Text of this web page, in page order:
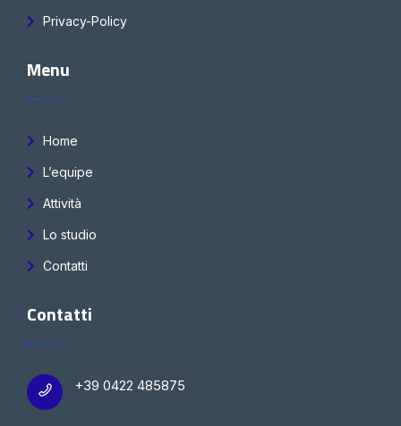
Privacy-Policy
Menu
Home
L’equipe
Attività
Lo studio
Contatti
Contatti
+39 0422 485875